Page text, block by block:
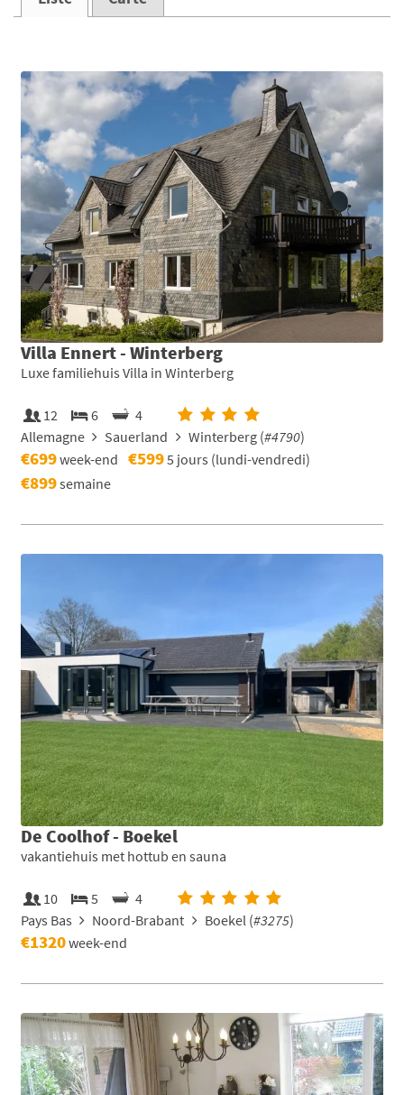
Villa Ennert - Winterberg
Luxe familiehuis Villa in Winterberg
12 6
4
Allemagne
Sauerland Winterberg (#4790)
€699week-end €5995 jours (lundi-vendredi)
€899semaine
De Coolhof - Boekel
vakantiehuis met hottub en sauna
10 5
4
Pays Bas
Noord-Brabant Boekel (#3275)
€1320week-end